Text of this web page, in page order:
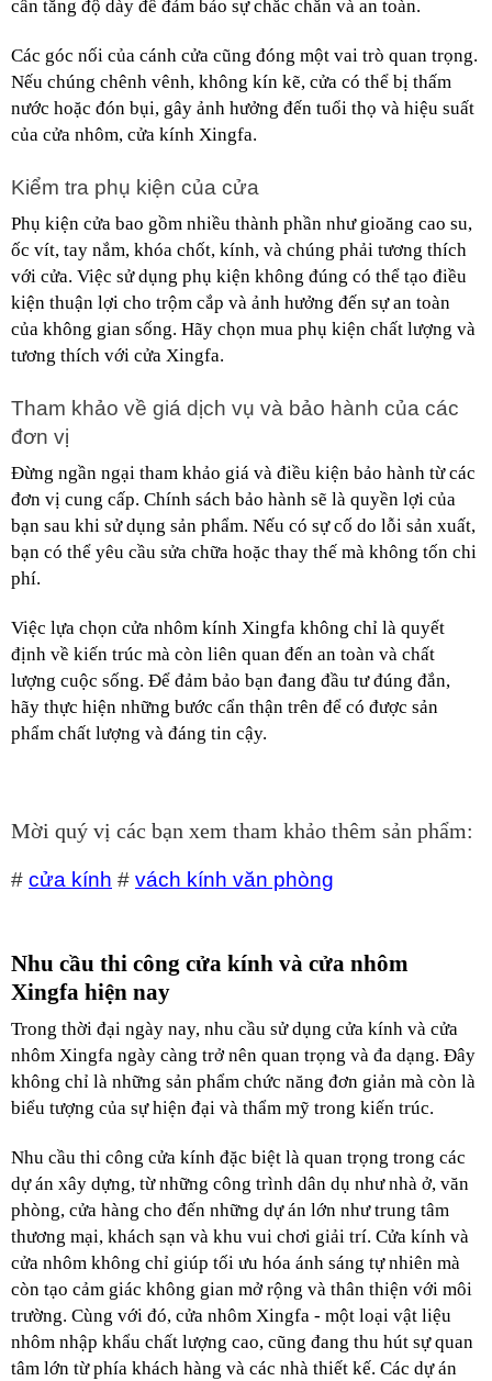
cần tăng độ dày để đảm bảo sự chắc chắn và an toàn.
Các góc nối của cánh cửa cũng đóng một vai trò quan trọng.
Nếu chúng chênh vênh, không kín kẽ, cửa có thể bị thấm
nước hoặc đón bụi, gây ảnh hưởng đến tuổi thọ và hiệu suất
của cửa nhôm, cửa kính Xingfa.
Kiểm tra phụ kiện của cửa
Phụ kiện cửa bao gồm nhiều thành phần như gioăng cao su,
ốc vít, tay nắm, khóa chốt, kính, và chúng phải tương thích
với cửa. Việc sử dụng phụ kiện không đúng có thể tạo điều
kiện thuận lợi cho trộm cắp và ảnh hưởng đến sự an toàn
của không gian sống. Hãy chọn mua phụ kiện chất lượng và
tương thích với cửa Xingfa.
Tham khảo về giá dịch vụ và bảo hành của các
đơn vị
Đừng ngần ngại tham khảo giá và điều kiện bảo hành từ các
đơn vị cung cấp. Chính sách bảo hành sẽ là quyền lợi của
bạn sau khi sử dụng sản phẩm. Nếu có sự cố do lỗi sản xuất,
bạn có thể yêu cầu sửa chữa hoặc thay thế mà không tốn chi
phí.
Việc lựa chọn cửa nhôm kính Xingfa không chỉ là quyết
định về kiến trúc mà còn liên quan đến an toàn và chất
lượng cuộc sống. Để đảm bảo bạn đang đầu tư đúng đắn,
hãy thực hiện những bước cẩn thận trên để có được sản
phẩm chất lượng và đáng tin cậy.
Mời quý vị các bạn xem tham khảo thêm sản phẩm:
# cửa kính # vách kính văn phòng
Nhu cầu thi công cửa kính và cửa nhôm
Xingfa hiện nay
Trong thời đại ngày nay, nhu cầu sử dụng cửa kính và cửa
nhôm Xingfa ngày càng trở nên quan trọng và đa dạng. Đây
không chỉ là những sản phẩm chức năng đơn giản mà còn là
biểu tượng của sự hiện đại và thẩm mỹ trong kiến trúc.
Nhu cầu thi công cửa kính đặc biệt là quan trọng trong các
dự án xây dựng, từ những công trình dân dụ như nhà ở, văn
phòng, cửa hàng cho đến những dự án lớn như trung tâm
thương mại, khách sạn và khu vui chơi giải trí. Cửa kính và
cửa nhôm không chỉ giúp tối ưu hóa ánh sáng tự nhiên mà
còn tạo cảm giác không gian mở rộng và thân thiện với môi
trường. Cùng với đó, cửa nhôm Xingfa - một loại vật liệu
nhôm nhập khẩu chất lượng cao, cũng đang thu hút sự quan
tâm lớn từ phía khách hàng và các nhà thiết kế. Các dự án